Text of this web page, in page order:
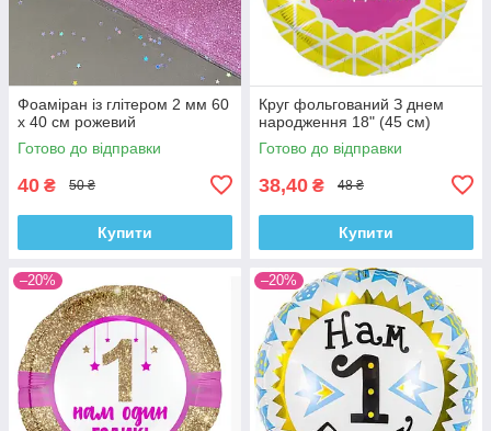
Фоаміран із глітером 2 мм 60
х 40 см рожевий
Готово до відправки
40 ₴ 50 ₴
Купити
Круг фольгований З днем
народження 18" (45 см)
Готово до відправки
38,40 ₴ 48 ₴
Купити
–20% –20%